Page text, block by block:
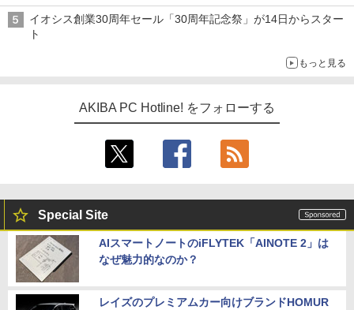
前半のCPU価格]
イオシス創業30周年セール「30周年記念祭」が14日からスター
ト
もっと見る
AKIBA PC Hotline! をフォローする
Special Site
AIスマートノートのiFLYTEK「AINOTE 2」は
なぜ魅力的なのか？
レイズのプレミアムカー向けブランドHOMUR